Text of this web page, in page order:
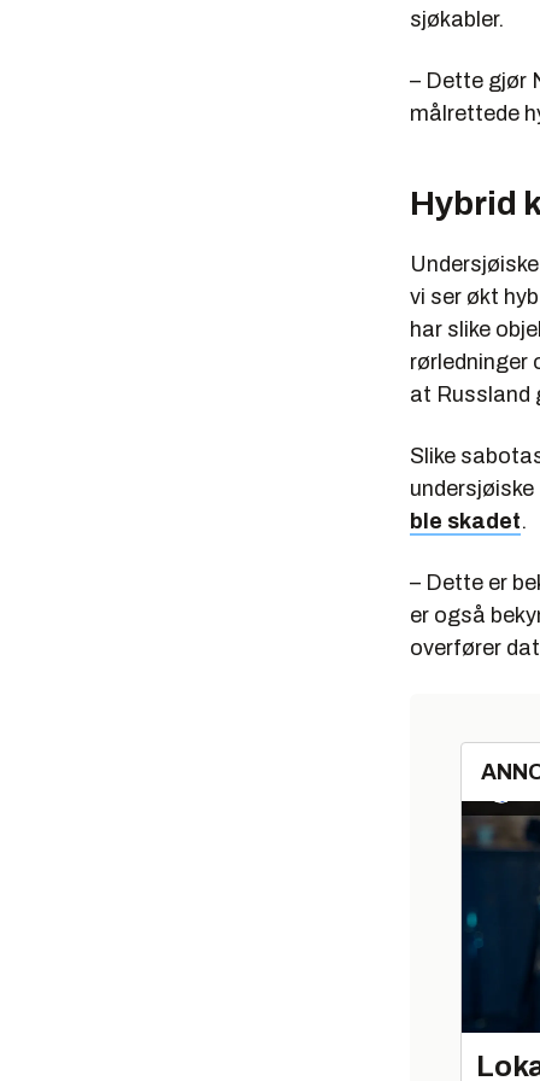
sjøkabler.
– Dette gjør
målrettede
Hybrid
vi ser økt
har slike
rørledninger
at Russland
Slike
ble skadet.
– Dette er
er også
overfører